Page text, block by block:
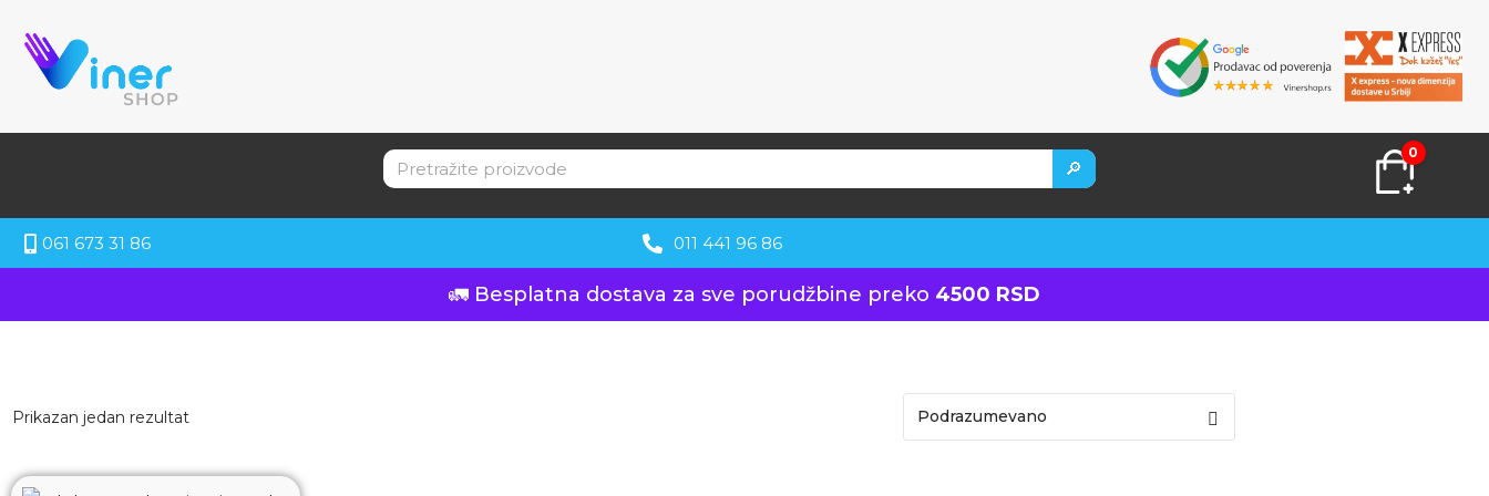
🔎
0
061 673 31 86 011 441 96 86
🚛 Besplatna dostava za sve porudžbine preko 4500 RSD
Prikazan jedan rezultat